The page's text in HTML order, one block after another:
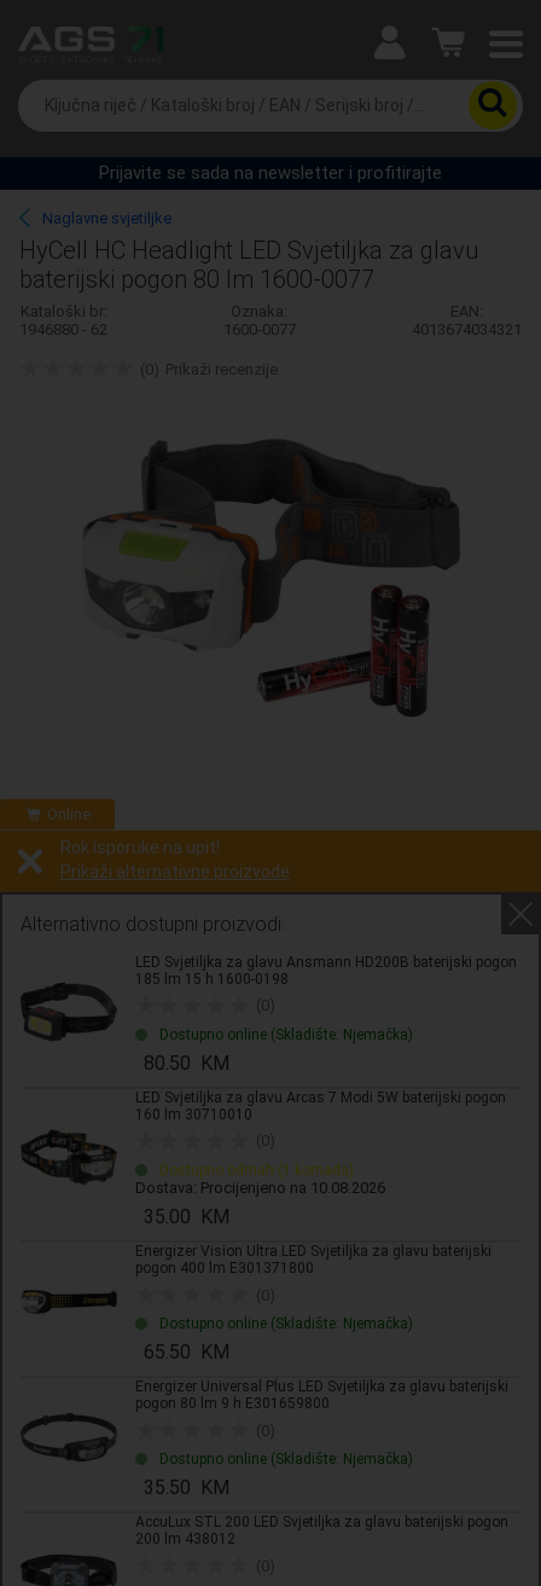
Ova postavka prilagođava asortiman proizvoda i cijene
vašim potrebama.
Da
biste
potražili
proizvod,
unesite
ključnu
riječ,
kataloški
broj,
EAN
ili
Prijavite se sada na newsletter i profitirajte
Naglavne svjetiljke
HyCell HC Headlight LED Svjetiljka za glavu
baterijski pogon 80 lm 1600-0077
Kataloški br:
1946880 - 62
Oznaka:
1600-0077
EAN:
4013674034321
Online
Alternativno dostupni proizvodi:
LED Svjetiljka za glavu Ansmann HD200B baterijski pogon
185 lm 15 h 1600-0198
(0)
Dostupno online (Skladište: Njemačka)
80.50 KM
LED Svjetiljka za glavu Arcas 7 Modi 5W baterijski pogon
160 lm 30710010
(0)
Dostupno odmah (1 komada)
Dostava: Procijenjeno na 10.08.2026
35.00 KM
Energizer Vision Ultra LED Svjetiljka za glavu baterijski
pogon 400 lm E301371800
(0)
Dostupno online (Skladište: Njemačka)
65.50 KM
Energizer Universal Plus LED Svjetiljka za glavu baterijski
pogon 80 lm 9 h E301659800
(0)
Dostupno online (Skladište: Njemačka)
35.50 KM
AccuLux STL 200 LED Svjetiljka za glavu baterijski pogon
200 lm 438012
(0)
Rok isporuke na upit!
Prikaži alternativne proizvode
Prodaja i slanje od: Architektengruppe S71 d.o.o.
Cijena na upit
0.00 KM
sa PDV Troškovi dostave
Komada
Dodaj u košaricu
Dodati na listu želja
(0) Prikaži recenzije
Izdvojeno & Detalji
svjetlosti
Tehničke specifikacije